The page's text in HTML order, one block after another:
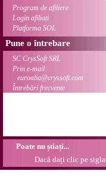
Program de afiliere
Login afiliați
Platforma SOL
Pune o întrebare
SC CrysSoft SRL
Prin e-mail:
euroalia@cryssoft.com
Întrebări frecvente
Poate nu știați...
Dacă dați clic pe sigla